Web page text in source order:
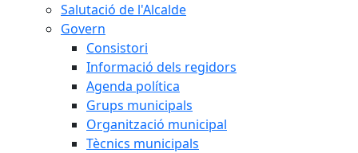
Salutació de l'Alcalde
Govern
Consistori
Informació dels regidors
Agenda política
Grups municipals
Organització municipal
Tècnics municipals